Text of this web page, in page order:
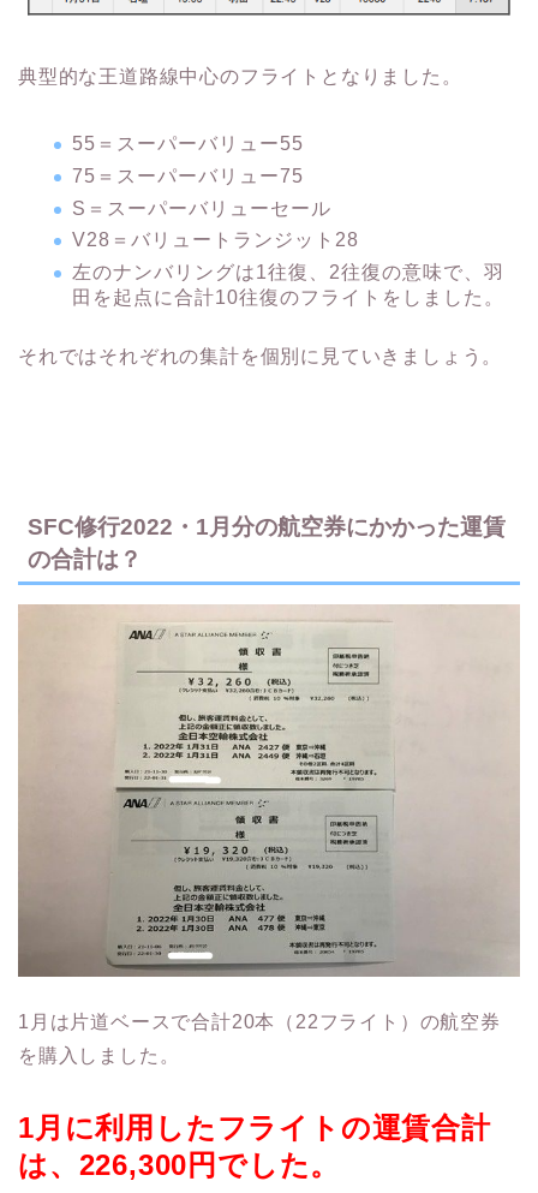
典型的な王道路線中心のフライトとなりました。
55＝スーパーバリュー55
75＝スーパーバリュー75
S＝スーパーバリューセール
V28＝バリュートランジット28
左のナンバリングは1往復、2往復の意味で、羽
田を起点に合計10往復のフライトをしました。
それではそれぞれの集計を個別に見ていきましょう。
SFC修行2022・1月分の航空券にかかった運賃
の合計は？
1月は片道ベースで合計20本（22フライト）の航空券
を購入しました。
1月に利用したフライトの運賃合計
は、226,300円でした。